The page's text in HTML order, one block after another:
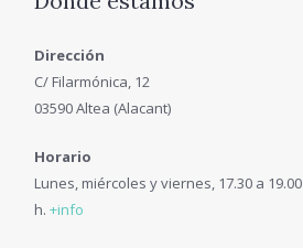
Dirección
C/ Filarmónica, 12
03590 Altea (Alacant)
Horario
Lunes, miércoles y viernes, 17.30 a 19.00
h. +info